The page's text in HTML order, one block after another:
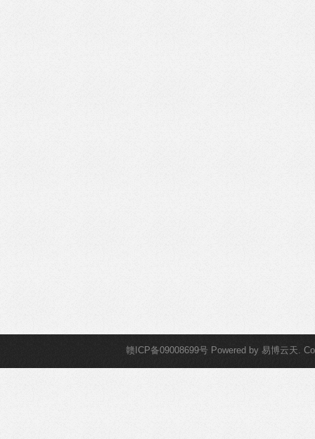
赣ICP备09008699号 Powered by 易博云天.